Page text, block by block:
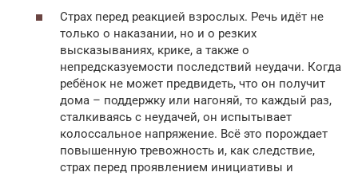
Страх перед реакцией взрослых. Речь идёт не
только о наказании, но и о резких
высказываниях, крике, а также о
непредсказуемости последствий неудачи. Когда
ребёнок не может предвидеть, что он получит
дома – поддержку или нагоняй, то каждый раз,
сталкиваясь с неудачей, он испытывает
колоссальное напряжение. Всё это порождает
повышенную тревожность и, как следствие,
страх перед проявлением инициативы и